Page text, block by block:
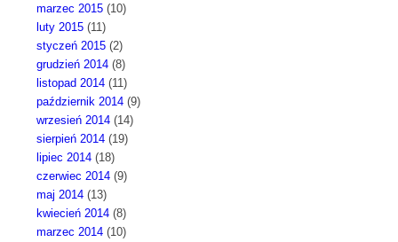
marzec 2015(10)
luty 2015(11)
styczeń 2015(2)
grudzień 2014(8)
listopad 2014(11)
październik 2014(9)
wrzesień 2014(14)
sierpień 2014(19)
lipiec 2014(18)
czerwiec 2014(9)
maj 2014(13)
kwiecień 2014(8)
marzec 2014(10)